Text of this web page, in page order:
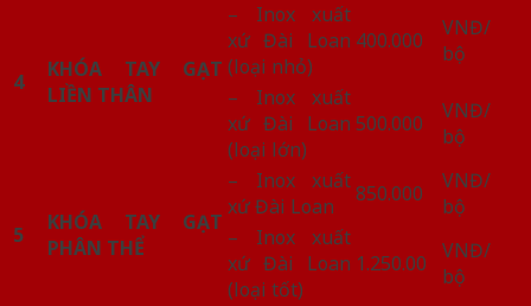
4
KHÓA TAY GẠT
LIỀN THÂN
– Inox xuất
xứ Đài Loan
(loại nhỏ)
400.000
VNĐ/
bộ
– Inox xuất
xứ Đài Loan
(loại lớn)
500.000
VNĐ/
bộ
5
KHÓA TAY GẠT
PHÂN THỂ
– Inox xuất
xứ Đài Loan
850.000
VNĐ/
bộ
– Inox xuất
xứ Đài Loan
(loại tốt)
1.250.00
VNĐ/
bộ